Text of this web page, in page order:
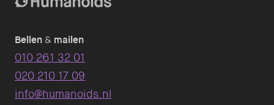
Bellen & mailen
010 261 32 01
020 210 17 09
info@humanoids.nl